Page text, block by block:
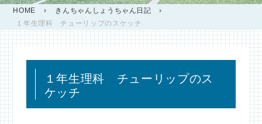
HOME › きんちゃんしょうちゃん日記
›
１年生理科 チューリップのスケッチ
１年生理科 チューリップのス
ケッチ